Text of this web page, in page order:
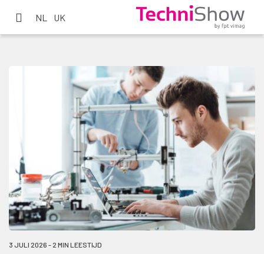
NL UK
3 JULI 2026 - 2 MIN LEESTIJD